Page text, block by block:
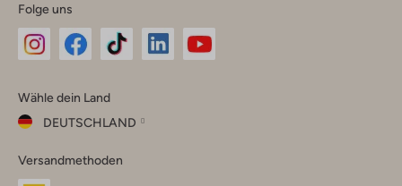
Folge uns
Instagram
Facebook
TikTok
Wähle dein Land
DEUTSCHLAND
dein
Land
Versandmethoden